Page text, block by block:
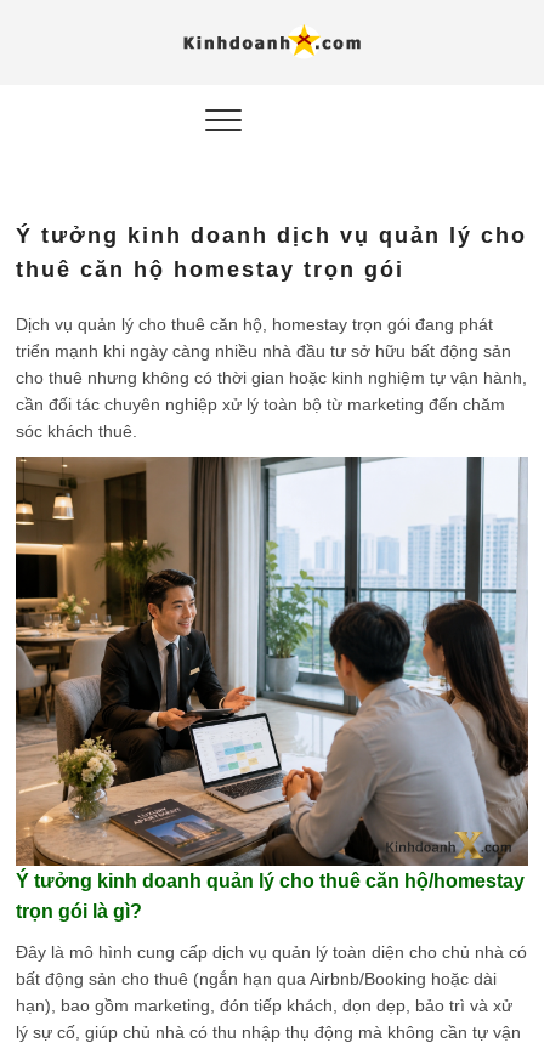
AI
Ý tưởng kinh doanh dịch vụ quản lý cho
thuê căn hộ homestay trọn gói
Dịch vụ quản lý cho thuê căn hộ, homestay trọn gói đang phát
triển mạnh khi ngày càng nhiều nhà đầu tư sở hữu bất động sản
cho thuê nhưng không có thời gian hoặc kinh nghiệm tự vận hành,
cần đối tác chuyên nghiệp xử lý toàn bộ từ marketing đến chăm
sóc khách thuê.
Ý tưởng kinh doanh quản lý cho thuê căn hộ/homestay
trọn gói là gì?
Đây là mô hình cung cấp dịch vụ quản lý toàn diện cho chủ nhà có
bất động sản cho thuê (ngắn hạn qua Airbnb/Booking hoặc dài
hạn), bao gồm marketing, đón tiếp khách, dọn dẹp, bảo trì và xử
lý sự cố, giúp chủ nhà có thu nhập thụ động mà không cần tự vận